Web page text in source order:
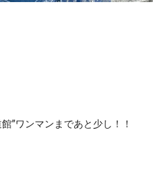
”ワンマンまであと少し！！